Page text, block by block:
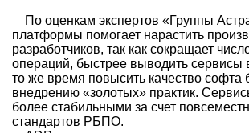
По оценкам экспертов «Группы
платформы помогает нарастить
разработчиков, так как сокращает
операций, быстрее выводить сервисы
то же время повысить качество софта
внедрению «золотых» практик.
более стабильными за счет
стандартов РБПО.